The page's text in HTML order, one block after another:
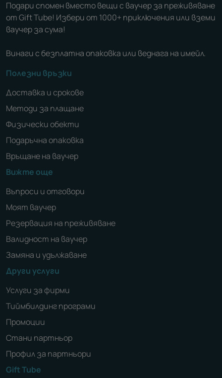
Подари спомен вместо вещи с ваучер за преживяване
от Gift Tube! Избери от 1000+ приключения или вземи
ваучер за сума!
Винаги с безплатна опаковка или веднага на имейл.
Полезни връзки
Доставка и срокове
Методи за плащане
Физически обекти
Подаръчна опаковка
Връщане на ваучер
Вижте още
Въпроси и отговори
Моят ваучер
Резервация на преживяване
Валидност на ваучер
Замяна и удължаване
Други услуги
Услуги за фирми
Тиймбилдинг програми
Промоции
Стани партньор
Профил за партньори
Gift Tube